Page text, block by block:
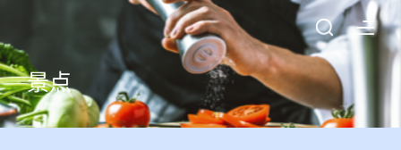
景点